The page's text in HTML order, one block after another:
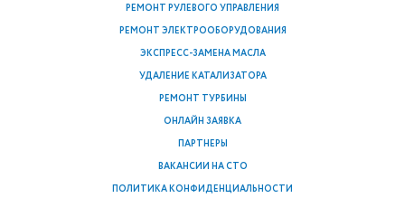
РЕМОНТ РУЛЕВОГО УПРАВЛЕНИЯ
РЕМОНТ ЭЛЕКТРООБОРУДОВАНИЯ
ЭКСПРЕСС-ЗАМЕНА МАСЛА
УДАЛЕНИЕ КАТАЛИЗАТОРА
РЕМОНТ ТУРБИНЫ
ОНЛАЙН ЗАЯВКА
ПАРТНЕРЫ
ВАКАНСИИ НА СТО
ПОЛИТИКА КОНФИДЕНЦИАЛЬНОСТИ